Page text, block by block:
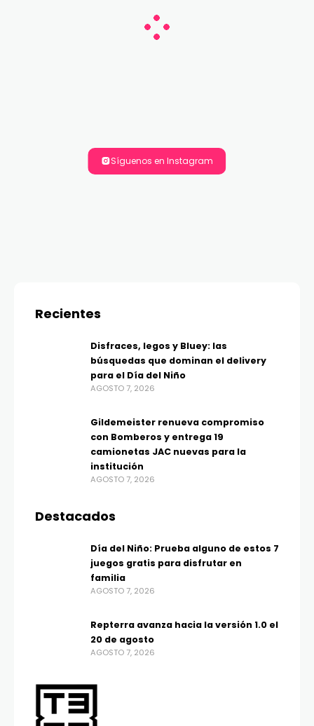
Síguenos en Instagram
Recientes
Disfraces, legos y Bluey: las
búsquedas que dominan el delivery
para el Día del Niño
AGOSTO 7, 2026
Gildemeister renueva compromiso
con Bomberos y entrega 19
camionetas JAC nuevas para la
institución
AGOSTO 7, 2026
Destacados
Día del Niño: Prueba alguno de estos 7
juegos gratis para disfrutar en
familia
AGOSTO 7, 2026
Repterra avanza hacia la versión 1.0 el
20 de agosto
AGOSTO 7, 2026